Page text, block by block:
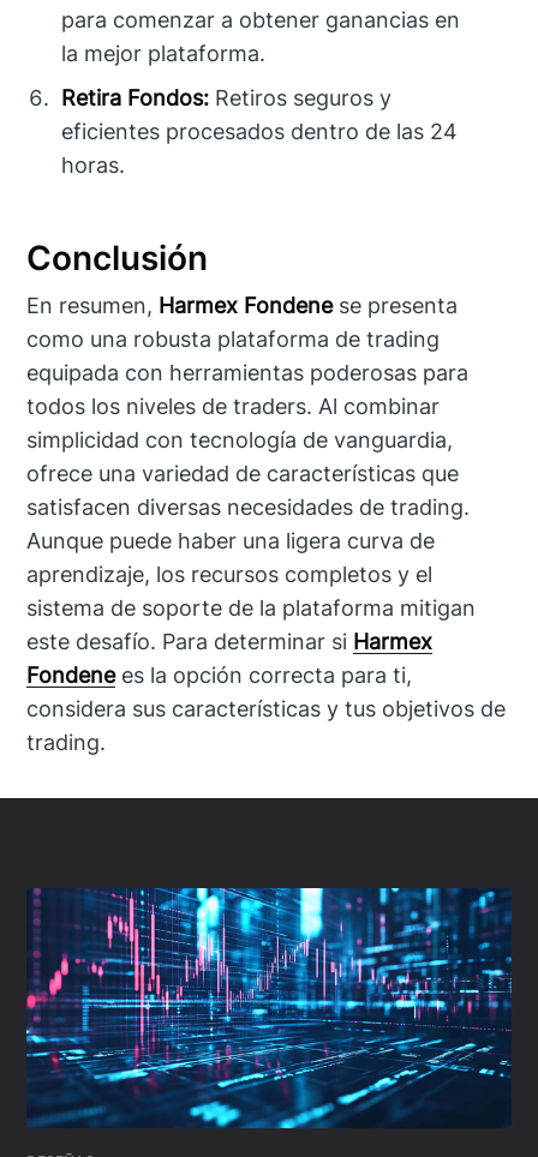
para comenzar a obtener ganancias en
la mejor plataforma.
Retira Fondos: Retiros seguros y
eficientes procesados dentro de las 24
horas.
Conclusión
En resumen, Harmex Fondenese presenta
como una robusta plataforma de trading
equipada con herramientas poderosas para
todos los niveles de traders. Al combinar
simplicidad con tecnología de vanguardia,
ofrece una variedad de características que
satisfacen diversas necesidades de trading.
Aunque puede haber una ligera curva de
aprendizaje, los recursos completos y el
sistema de soporte de la plataforma mitigan
este desafío. Para determinar si Harmex
Fondenees la opción correcta para ti,
considera sus características y tus objetivos de
trading.